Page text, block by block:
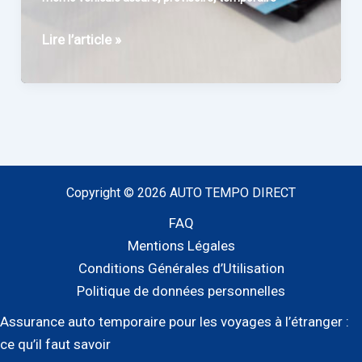
Fin
la
automobile
Lire l’article »
Copyright © 2026 AUTO TEMPO DIRECT
FAQ
Mentions Légales
Conditions Générales d’Utilisation
Politique de données personnelles
Assurance auto temporaire pour les voyages à l’étranger :
ce qu’il faut savoir